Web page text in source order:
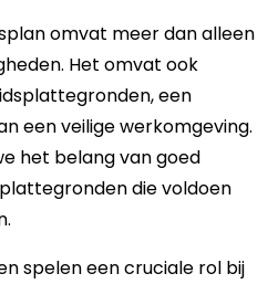
omvat meer dan alleen
Het omvat ook
een
een veilige werkomgeving.
het belang van goed
die voldoen
spelen een cruciale rol bij